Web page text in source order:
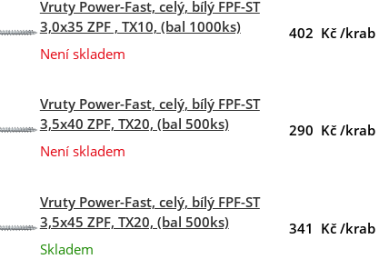
Vruty Power-Fast, celý, bílý FPF-ST
3,0x35 ZPF , TX10, (bal 1000ks)
Není skladem
402 Kč /krab
Vruty Power-Fast, celý, bílý FPF-ST
3,5x40 ZPF, TX20, (bal 500ks)
Není skladem
290 Kč /krab
Vruty Power-Fast, celý, bílý FPF-ST
3,5x45 ZPF, TX20, (bal 500ks)
Skladem
341 Kč /krab